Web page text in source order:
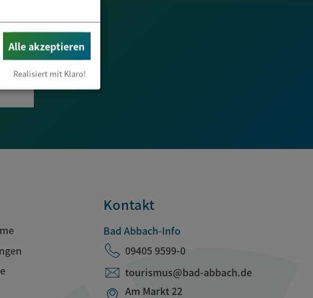
Kontakt
Bad Abbach-Info
09405 9599-0
tourismus@bad-abbach.de
Am Markt 22
Alle akzeptieren
Realisiert mit Klaro!